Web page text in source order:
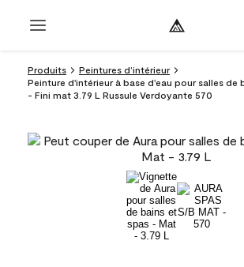
Produits
Peintures d’intérieur
Peinture d'intérieur à base d'eau pour salles de
- Fini mat 3.79 L Russule Verdoyante 570